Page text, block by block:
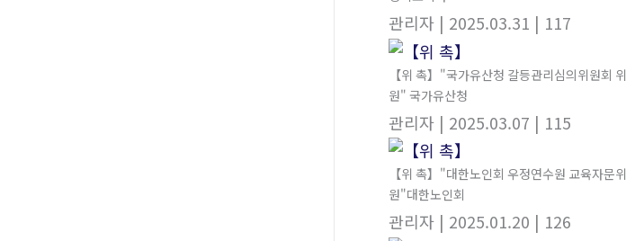
관리자 | 2025.03.31 | 117
【위 촉】"국가유산청 갈등관리심의위원회 위
원" 국가유산청
관리자 | 2025.03.07 | 115
【위 촉】"대한노인회 우정연수원 교육자문위
원"대한노인회
관리자 | 2025.01.20 | 126